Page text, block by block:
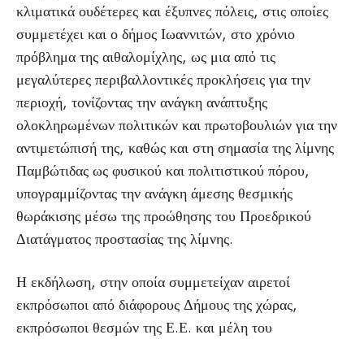
κλιματικά ουδέτερες και έξυπνες πόλεις, στις οποίες
συμμετέχει και ο δήμος Ιωαννιτών, στο χρόνιο
πρόβλημα της αιθαλομίχλης, ως μια από τις
μεγαλύτερες περιβαλλοντικές προκλήσεις για την
περιοχή, τονίζοντας την ανάγκη ανάπτυξης
ολοκληρωμένων πολιτικών και πρωτοβουλιών για την
αντιμετώπισή της, καθώς και στη σημασία της λίμνης
Παμβώτιδας ως φυσικού και πολιτιστικού πόρου,
υπογραμμίζοντας την ανάγκη άμεσης θεσμικής
θωράκισης μέσω της προώθησης του Προεδρικού
Διατάγματος προστασίας της λίμνης.
Η εκδήλωση, στην οποία συμμετείχαν αιρετοί
εκπρόσωποι από διάφορους Δήμους της χώρας,
εκπρόσωποι θεσμών της Ε.Ε. και μέλη του